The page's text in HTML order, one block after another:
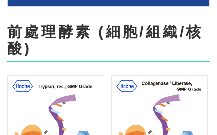
前處理酵素 (細胞/組織/核
酸)